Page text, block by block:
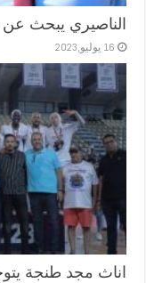
الناصيري يبحث عن
16 يوليو,2023
اناث مجد طنجة